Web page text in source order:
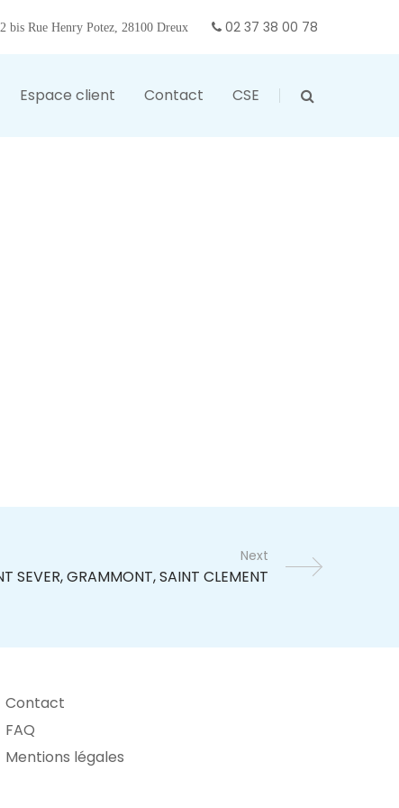
2 bis Rue Henry Potez, 28100 Dreux 02 37 38 00 78
Espace client Contact CSE
Next
Contact
FAQ
Mentions légales